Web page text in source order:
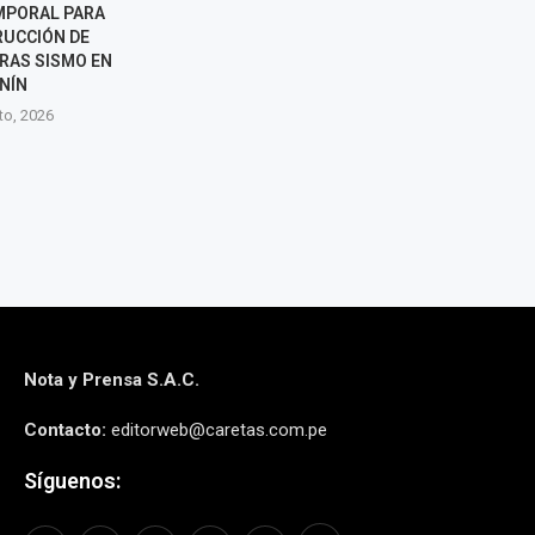
PARA
DE
SISMO EN
2026
Nota y Prensa S.A.C.
Contacto: editorweb@caretas.com.pe
Síguenos: